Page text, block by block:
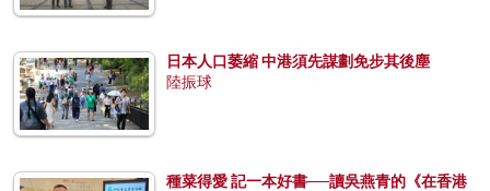
日本人口萎縮 中港須先謀劃免步其後塵
陸振球
種菜得愛 記一本好書──讀吳燕青的《在香港